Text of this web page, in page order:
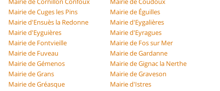
Mairie de Cuges les Pins
Mairie de Éguilles
Mairie d'Ensuès la Redonne
Mairie d'Eygalières
Mairie d'Eyguières
Mairie d'Eyragues
Mairie de Fontvieille
Mairie de Fos sur Mer
Mairie de Fuveau
Mairie de Gardanne
Mairie de Gémenos
Mairie de Gignac la Nerthe
Mairie de Grans
Mairie de Graveson
Mairie de Gréasque
Mairie d'Istres